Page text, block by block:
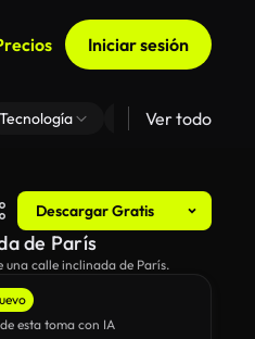
Iniciar sesión
Tecnología Zoom De Fondo
Ver todo
Descargar Gratis
esta toma con IA
de París
calle inclinada de París.